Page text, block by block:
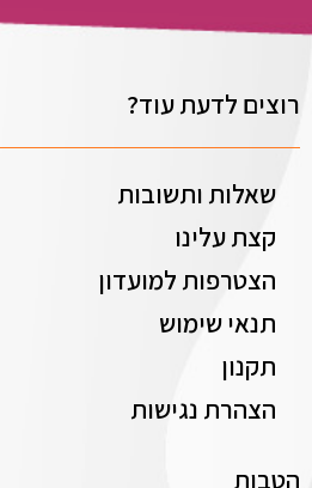
רוצים לדעת עוד?
שאלות ותשובות
קצת עלינו
הצטרפות למועדון
תנאי שימוש
תקנון
הצהרת נגישות
הטבות